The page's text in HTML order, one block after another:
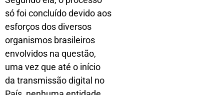
só foi concluído devido aos
esforços dos diversos
organismos brasileiros
envolvidos na questão,
uma vez que até o início
da transmissão digital no